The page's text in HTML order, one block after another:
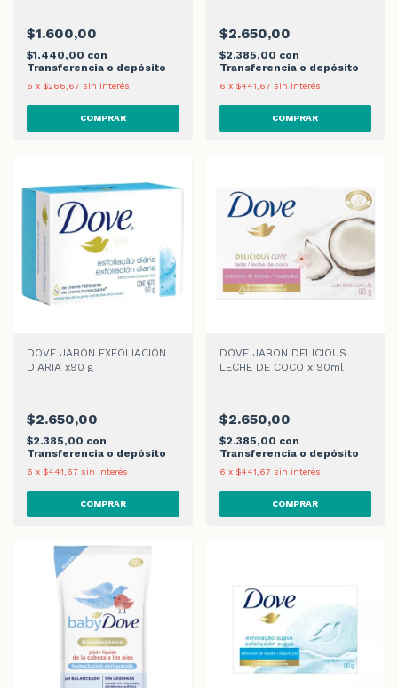
$1.600,00
$1.440,00 con
Transferencia o depósito
6 x $266,67 sin interés
$2.650,00
$2.385,00 con
Transferencia o depósito
6 x $441,67 sin interés
DOVE JABÓN EXFOLIACIÓN
DIARIA x90 g
$2.650,00
$2.385,00 con
Transferencia o depósito
6 x $441,67 sin interés
DOVE JABON DELICIOUS
LECHE DE COCO x 90ml
$2.650,00
$2.385,00 con
Transferencia o depósito
6 x $441,67 sin interés